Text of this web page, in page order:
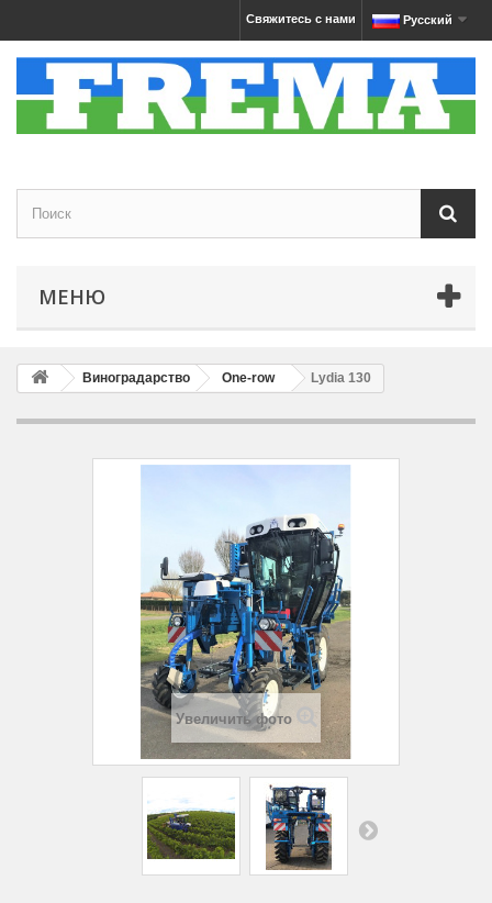
Русский
Свяжитесь с нами
МЕНЮ
Виноградарство One-row Lydia 130
Увеличить фото